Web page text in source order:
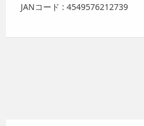
JANコード : 4549576212739